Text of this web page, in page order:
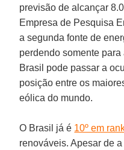
previsão de alcançar
Empresa de Pesquisa
a segunda fonte de
perdendo somente
Brasil pode passar a
posição entre os
eólica do mundo.
O Brasil já é 10º em
renováveis. Apesar de